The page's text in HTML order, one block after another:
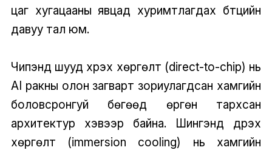
цаг хугацааны явцад хуримтлагдах бүтцийн
давуу тал юм.
Чипэнд шууд хүрэх хөргөлт (direct-to-chip) нь
AI ракны олон загварт зориулагдсан хамгийн
боловсронгуй бөгөөд өргөн тархсан
архитектур хэвээр байна. Шингэнд дүрэх
хөргөлт (immersion cooling) нь хамгийн